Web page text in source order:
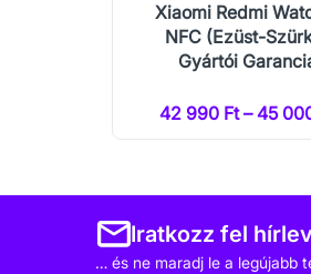
Xiaomi Redmi
NFC (Ezüst-
Gyártói
42 990 Ft – 45
Iratkozz fel
… és ne maradj le a legújabb